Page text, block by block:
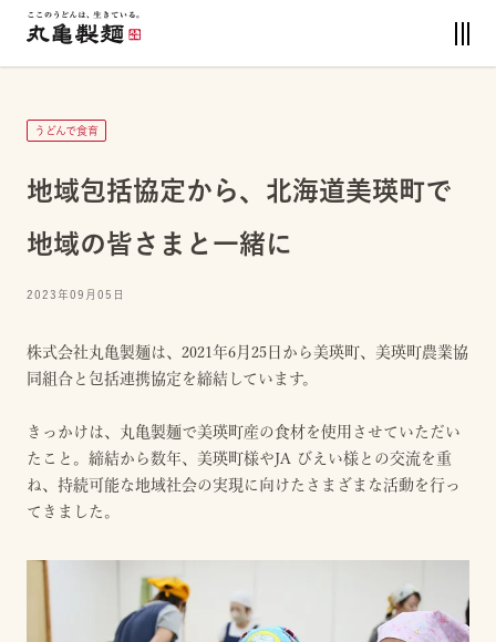
うどんで食育
地域包括協定から、北海道美瑛町で
地域の皆さまと一緒に
2023年09月05日
株式会社丸亀製麺は、2021年6月25日から美瑛町、美瑛町農業協
同組合と包括連携協定を締結しています。
きっかけは、丸亀製麺で美瑛町産の食材を使用させていただい
たこと。締結から数年、美瑛町様やJA びえい様との交流を重
ね、持続可能な地域社会の実現に向けたさまざまな活動を行っ
てきました。